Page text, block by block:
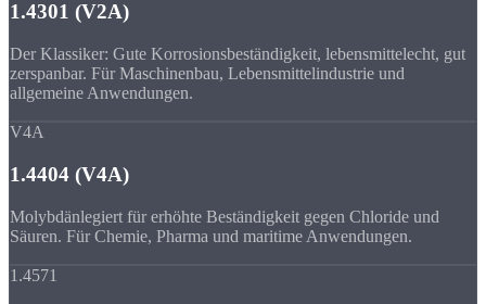
1.4301 (V2A)
Der Klassiker: Gute Korrosionsbeständigkeit, lebensmittelecht, gut
zerspanbar. Für Maschinenbau, Lebensmittelindustrie und
allgemeine Anwendungen.
V4A
1.4404 (V4A)
Molybdänlegiert für erhöhte Beständigkeit gegen Chloride und
Säuren. Für Chemie, Pharma und maritime Anwendungen.
1.4571